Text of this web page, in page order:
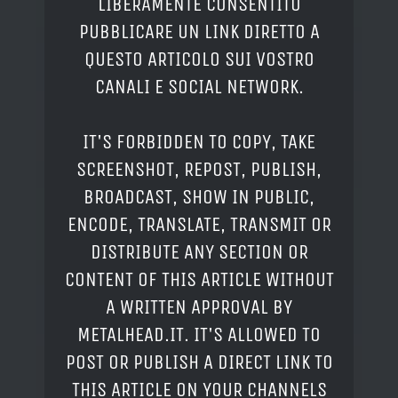
PUBBLICARE UN LINK DIRETTO A
QUESTO ARTICOLO SUI VOSTRO
CANALI E SOCIAL NETWORK.
IT'S FORBIDDEN TO COPY, TAKE
SCREENSHOT, REPOST, PUBLISH,
BROADCAST, SHOW IN PUBLIC,
ENCODE, TRANSLATE, TRANSMIT OR
DISTRIBUTE ANY SECTION OR
CONTENT OF THIS ARTICLE WITHOUT
A WRITTEN APPROVAL BY
METALHEAD.IT. IT'S ALLOWED TO
POST OR PUBLISH A DIRECT LINK TO
THIS ARTICLE ON YOUR CHANNELS